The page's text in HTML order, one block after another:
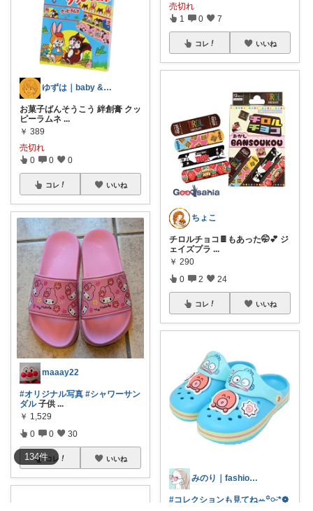
134件
ゆずは｜baby & kids mom
お菓子ばんそうこう 絆創膏 クッ
ピーラムネ ...
￥ 389
売切れ
0 0 0
コレ いいね
maaay22
#オリジナル写真 #シャワーサン
ダル子供 ...
￥ 1,529
0 0 30
コレ いいね
売切れ
1 0 7
コレ いいね
ちょこ
チロルチョコ🍫もあった🤭💕 ジ
ェイズプラ ...
￥ 290
0 2 24
コレ いいね
みのり｜fashion暮らしꕤ︎︎·͜·
#コレクションも見てねꕀ꙳𓏸ᵕ̈*❁